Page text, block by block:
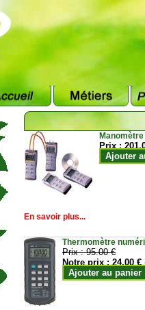
Prix :
Ajouter
En savoir plus...
Thermomètre
Prix :95.00 €
Notre prix :24.00 €
Ajouter au panier